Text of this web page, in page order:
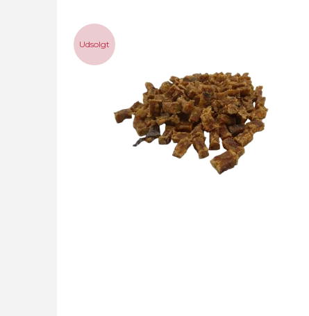
Udsolgt